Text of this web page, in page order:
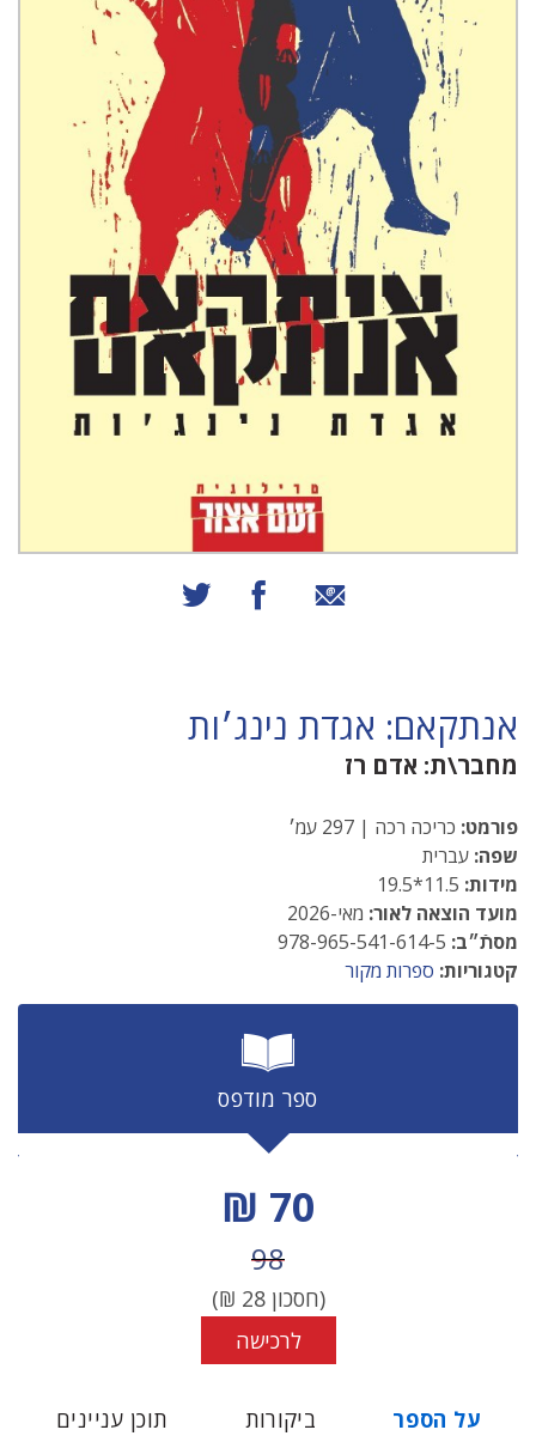
שיתוף באמצעות אימייל
שיתוף בפייסבוק
אנתקאם: אגדת נינג׳ות
מחבר\ת: אדם רז
פורמט: כריכה רכה | 297 עמ׳
שפה: עברית
מידות:
מועד הוצאה לאור: מאי-2026
מסתֿ״ב:
קטגוריות: ספרות מקור
ספר מודפס
מחיר הנחה
70 ₪
מחיר לפני הנחה
98
(חסכון28
₪)
לרכישה
על הספר ביקורות תוכן עניינים